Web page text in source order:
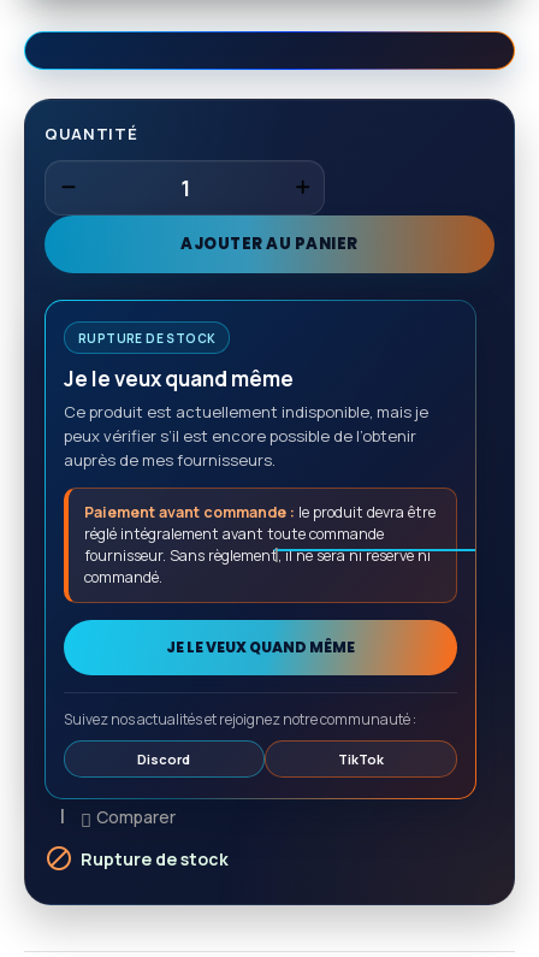
QUANTITÉ
AJOUTER AU PANIER
RUPTURE DE STOCK
Je le veux quand même
Ce produit est actuellement indisponible, mais je
peux vérifier s’il est encore possible de l’obtenir
auprès de mes fournisseurs.
Paiement avant commande : le produit devra être
réglé intégralement avant toute commande
fournisseur. Sans règlement, il ne sera ni réservé ni
commandé.
JE LE VEUX QUAND MÊME
Suivez nos actualités et rejoignez notre communauté :
Discord TikTok
Comparer
 Rupture de stock